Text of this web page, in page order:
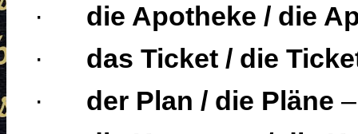
·
die Apotheke / die
·
das Ticket / die
·
der Plan / die Pläne